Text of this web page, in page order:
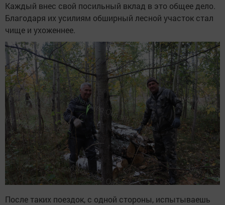
Каждый внес свой посильный вклад в это общее дело.
Благодаря их усилиям обширный лесной участок стал
чище и ухоженнее.
После таких поездок, с одной стороны, испытываешь